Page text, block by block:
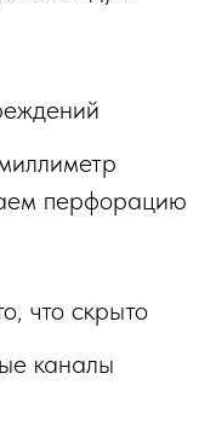
перфорацию
что скрыто
каналы